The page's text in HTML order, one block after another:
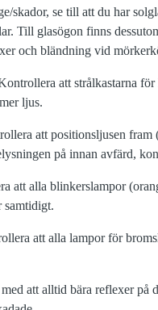
skador, se till att du har
Till glasögon finns
och bländning vid
att strålkastarna
ljus.
att positionsljusen
på innan avfärd,
att alla blinkerslampor
samtidigt.
att alla lampor för
att alltid bära reflexer